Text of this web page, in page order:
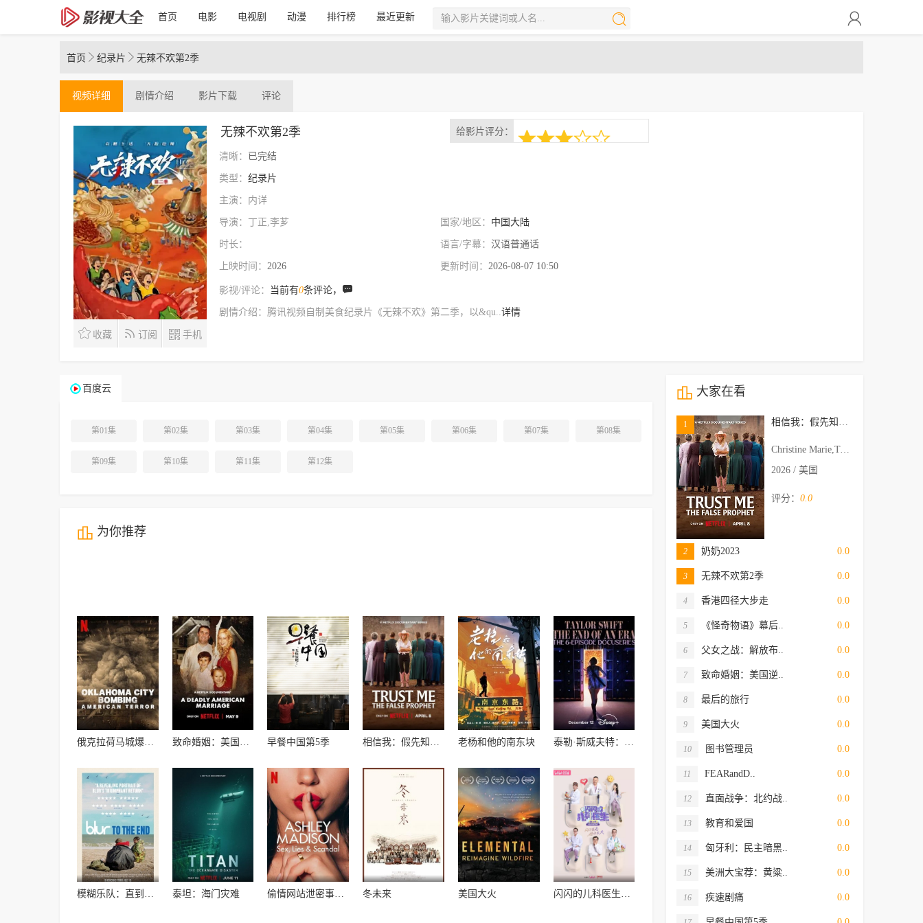
首页 电影 电视剧 动漫 排行榜 最近更新
首页 纪录片 无辣不欢第2季
视频详细 剧情介绍 影片下载 评论
收藏 订阅 手机
给影片评分：
无辣不欢第2季
清晰： 已完结
类型：纪录片
主演：内详
导演：丁正,李芗 国家/地区： 中国大陆
时长： 语言/字幕： 汉语普通话
上映时间：2026 更新时间： 2026-08-07 10:50
影视/评论： 当前有0条评论，
剧情介绍：腾讯视频自制美食纪录片《无辣不欢》第二季，以&qu..详情
百度云
第01集 第02集 第03集 第04集 第05集 第06集 第07集 第08集
第09集 第10集 第11集 第12集
为你推荐
俄克拉荷马城爆炸案：美国恐袭 致命婚姻：美国逆伦案之谜 早餐中国第5季 相信我：假先知真面目 老杨和他的南东块 泰勒·斯威夫特：时代巡回演唱会，一个时代的结束
模糊乐队：直到尽头 泰坦：海门灾难 偷情网站泄密事件：性、谎言与丑闻 冬未来 美国大火 闪闪的儿科医生第三季
大家在看
1
Christine Marie,Tolga Katas
2026 / 美国
评分：0.0
2 奶奶2023 0.0
3 无辣不欢第2季 0.0
4 香港四径大步走 0.0
5 《怪奇物语》幕后.. 0.0
6 父女之战：解放布.. 0.0
7 致命婚姻：美国逆.. 0.0
8 最后的旅行 0.0
9 美国大火 0.0
10 图书管理员 0.0
11 FEARandD.. 0.0
12 直面战争：北约战.. 0.0
13 教育和爱国 0.0
14 匈牙利：民主暗黑.. 0.0
15 美洲大宝荐：黄粱.. 0.0
16 疾速剧痛 0.0